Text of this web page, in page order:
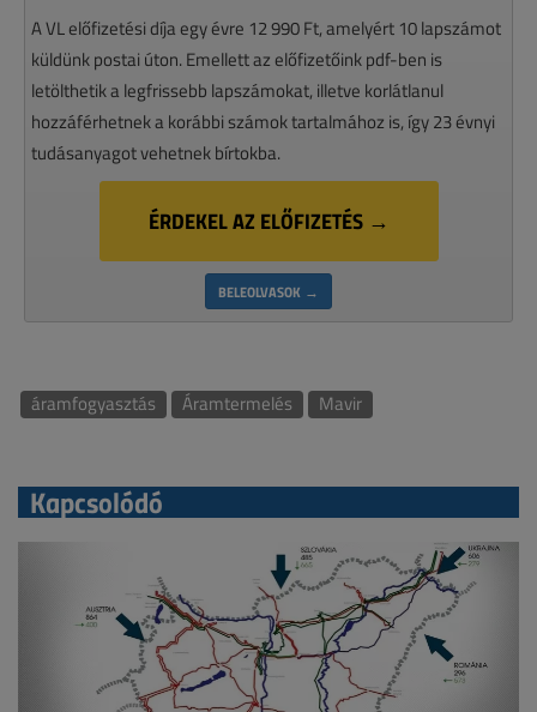
A VL előfizetési díja egy évre 12 990 Ft, amelyért 10 lapszámot
küldünk postai úton. Emellett az előfizetőink pdf-ben is
letölthetik a legfrissebb lapszámokat, illetve korlátlanul
hozzáférhetnek a korábbi számok tartalmához is, így 23 évnyi
tudásanyagot vehetnek bírtokba.
ÉRDEKEL AZ ELŐFIZETÉS →
BELEOLVASOK →
áramfogyasztás Áramtermelés Mavir
Kapcsolódó